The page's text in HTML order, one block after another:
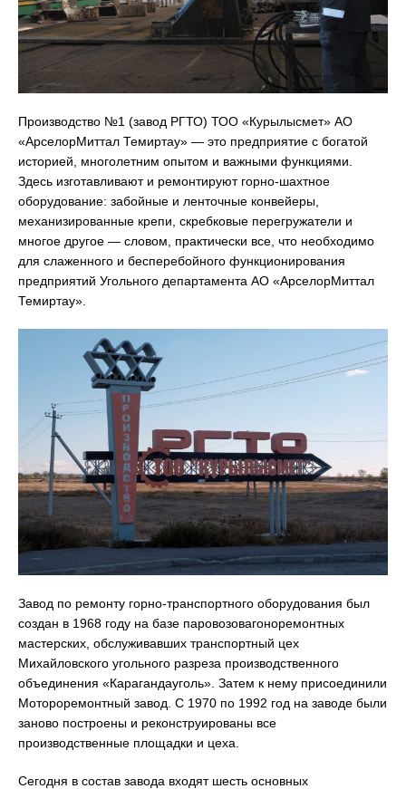
Производство №1 (завод РГТО) ТОО «Курылысмет» АО
«АрселорМиттал Темиртау» — это предприятие с богатой
историей, многолетним опытом и важными функциями.
Здесь изготавливают и ремонтируют горно-шахтное
оборудование: забойные и ленточные конвейеры,
механизированные крепи, скребковые перегружатели и
многое другое — словом, практически все, что необходимо
для слаженного и бесперебойного функционирования
предприятий Угольного департамента АО «АрселорМиттал
Темиртау».
Завод по ремонту горно-транспортного оборудования был
создан в 1968 году на базе паровозовагоноремонтных
мастерских, обслуживавших транспортный цех
Михайловского угольного разреза производственного
объединения «Карагандауголь». Затем к нему присоединили
Мотороремонтный завод. С 1970 по 1992 год на заводе были
заново построены и реконструированы все
производственные площадки и цеха.
Сегодня в состав завода входят шесть основных